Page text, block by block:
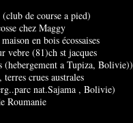
(club de course a pied)
chez Maggy
en bois écossaises
vebre (81)ch st jacques
(hebergement a Tupiza, Bolivie))
crues australes
nat.Sajama , Bolivie)
Roumanie